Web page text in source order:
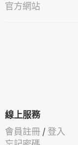
官方網站
線上服務
會員註冊 / 登入